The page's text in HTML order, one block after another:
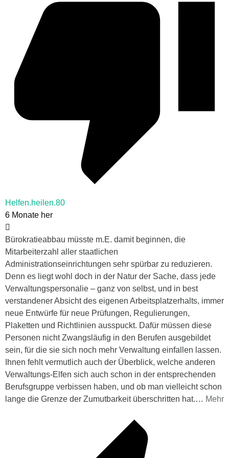
Helfen.heilen.80
6 Monate her
Bürokratieabbau müsste m.E. damit beginnen, die
Mitarbeiterzahl aller staatlichen
Administrationseinrichtungen sehr spürbar zu reduzieren.
Denn es liegt wohl doch in der Natur der Sache, dass jede
Verwaltungspersonalie – ganz von selbst, und in best
verstandener Absicht des eigenen Arbeitsplatzerhalts, immer
neue Entwürfe für neue Prüfungen, Regulierungen,
Plaketten und Richtlinien ausspuckt. Dafür müssen diese
Personen nicht Zwangsläufig in den Berufen ausgebildet
sein, für die sie sich noch mehr Verwaltung einfallen lassen.
Ihnen fehlt vermutlich auch der Überblick, welche anderen
Verwaltungs-Elfen sich auch schon in der entsprechenden
Berufsgruppe verbissen haben, und ob man vielleicht schon
lange die Grenze der Zumutbarkeit überschritten hat.… Mehr